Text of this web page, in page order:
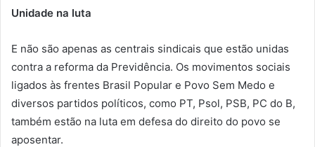
Unidade na luta
E não são apenas as centrais sindicais que estão unidas
contra a reforma da Previdência. Os movimentos sociais
ligados às frentes Brasil Popular e Povo Sem Medo e
diversos partidos políticos, como PT, Psol, PSB, PC do B,
também estão na luta em defesa do direito do povo se
aposentar.